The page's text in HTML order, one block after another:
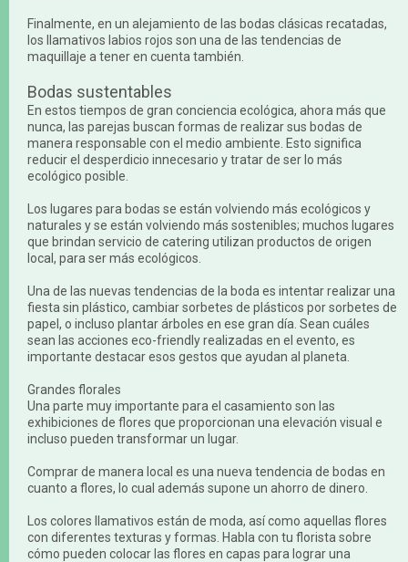
Finalmente, en un alejamiento de las bodas clásicas recatadas,
los llamativos labios rojos son una de las tendencias de
maquillaje a tener en cuenta también.
Bodas sustentables
En estos tiempos de gran conciencia ecológica, ahora más que
nunca, las parejas buscan formas de realizar sus bodas de
manera responsable con el medio ambiente. Esto significa
reducir el desperdicio innecesario y tratar de ser lo más
ecológico posible.
Los lugares para bodas se están volviendo más ecológicos y
naturales y se están volviendo más sostenibles; muchos lugares
que brindan servicio de catering utilizan productos de origen
local, para ser más ecológicos.
Una de las nuevas tendencias de la boda es intentar realizar una
fiesta sin plástico, cambiar sorbetes de plásticos por sorbetes de
papel, o incluso plantar árboles en ese gran día. Sean cuáles
sean las acciones eco-friendly realizadas en el evento, es
importante destacar esos gestos que ayudan al planeta.
Grandes florales
Una parte muy importante para el casamiento son las
exhibiciones de flores que proporcionan una elevación visual e
incluso pueden transformar un lugar.
Comprar de manera local es una nueva tendencia de bodas en
cuanto a flores, lo cual además supone un ahorro de dinero.
Los colores llamativos están de moda, así como aquellas flores
con diferentes texturas y formas. Habla con tu florista sobre
cómo pueden colocar las flores en capas para lograr una